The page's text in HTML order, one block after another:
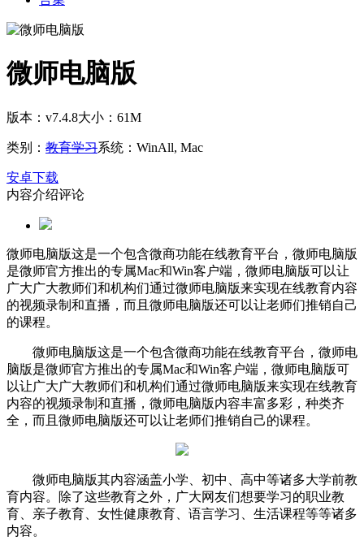
微师电脑版
版本：v7.4.8大小：61M
类别： 教育学习系统：WinAll, Mac
安卓下载
内容介绍评论
微师电脑版这是一个包含微商功能在线教育平台，微师电脑版
是微师官方推出的专属Mac和Win客户端，微师电脑版可以让
广大广大教师们和机构们通过微师电脑版来实现在线教育内容
的视频录制和直播，而且微师电脑版还可以让老师们推销自己
的课程。
微师电脑版这是一个包含微商功能在线教育平台，微师电
脑版是微师官方推出的专属Mac和Win客户端，微师电脑版可
以让广大广大教师们和机构们通过微师电脑版来实现在线教育
内容的视频录制和直播，微师电脑版内容丰富多彩，种类齐
全，而且微师电脑版还可以让老师们推销自己的课程。
微师电脑版其内容涵盖小学、初中、高中等诸多大学前教
育内容。除了这些教育之外，广大网友们想要学习的职业教
育、亲子教育、女性健康教育、语言学习、生活课程等等诸多
内容。